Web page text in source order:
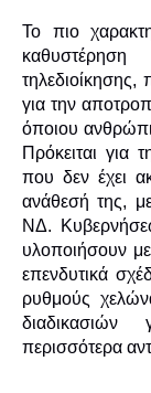
Το πιο
για την
όποιου
Πρόκειται για
που δεν έχει
ανάθεσή της,
ΝΔ.
υλοποιήσουν
επενδυτικά
ρυθμούς
περισσότερα